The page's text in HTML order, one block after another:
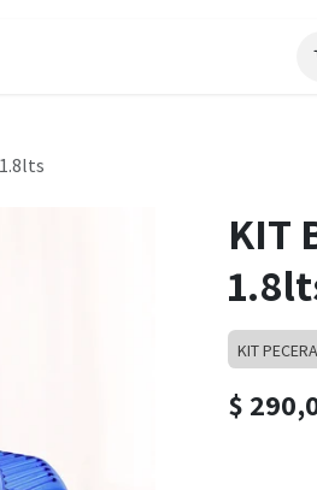
Solicitar
KIT
KIT PECERA
$